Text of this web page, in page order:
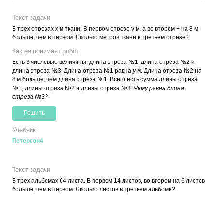
Текст задачи
В трех отрезах x м ткани. В первом отрезе y м, а во втором − на 8 м
больше, чем в первом. Сколько метров ткани в третьем отрезе?
Как её понимает робот
Есть 3 числовые величины: длина отреза №1, длина отреза №2 и
длина отреза №3. Длина отреза №1 равна yм. Длина отреза №2 на
8 м больше, чем длина отреза №1. Всего есть сумма длины отреза
№1, длины отреза №2 и длины отреза №3. Чему равна длина
отреза №3?
Решить
Учебник
Петерсон4
Текст задачи
В трех альбомах 64 листа. В первом 14 листов, во втором на 6 листов
больше, чем в первом. Сколько листов в третьем альбоме?